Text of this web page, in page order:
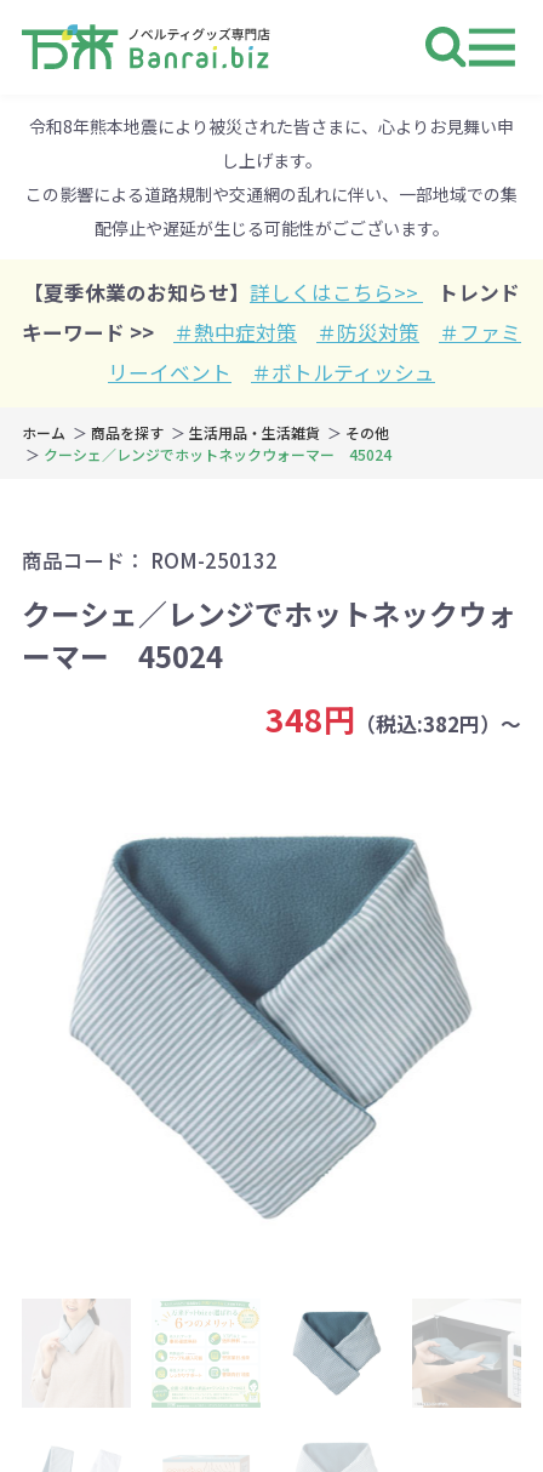
令和8年熊本地震により被災された皆さまに、心よりお見舞い申
し上げます。
この影響による道路規制や交通網の乱れに伴い、一部地域での集
配停止や遅延が生じる可能性がごございます。
【夏季休業のお知らせ】 詳しくはこちら>>
トレンド
キーワード >>
＃熱中症対策 ＃防災対策
＃ファミ
リーイベント
＃ボトルティッシュ
ホーム 商品を探す 生活用品・生活雑貨
その他
クーシェ／レンジでホットネックウォーマー 45024
商品コード： ROM-250132
クーシェ／レンジでホットネックウォ
ーマー 45024
348円 （税込:382円）～